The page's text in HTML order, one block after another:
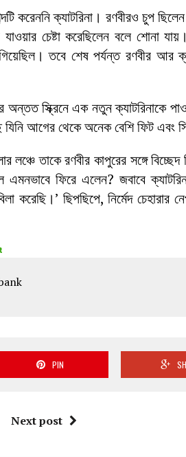
বিতরন
ভয়াবহ দুর্নীতি
করেননি ক্যাটরিনা। রণবীরও চুপ
চেষ্টা করেছিলেন বলে শোনা
তবে শেষ পর্যন্ত রণবীর আর
স্ক্রিনে এক নতুন ক্যাটরিনাকে
যিনি আগের থেকে অনেক বেশি ফিট এবং
তাকে রণবীর কাপুরের সঙ্গে
ফিরে এলেন? জবাবে
করেছি।’ ছিপছিপে, নির্মেদ চেহারার
PIN
Next post